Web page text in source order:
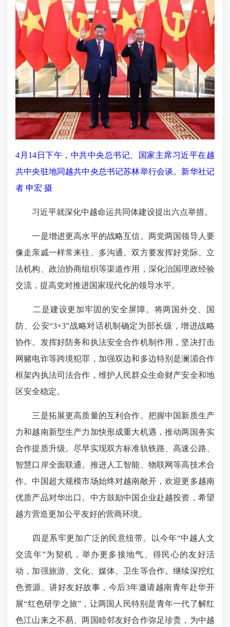
4月14日下午，中共中央总书记、国家主席习近平在越
共中央驻地同越共中央总书记苏林举行会谈。新华社记
者 申宏 摄
习近平就深化中越命运共同体建设提出六点举措。
一是增进更高水平的战略互信。两党两国领导人要
像走亲戚一样常来往、多沟通。双方要发挥好党际、立
法机构、政治协商组织等渠道作用，深化治国理政经验
交流，提高党对推进国家现代化的领导水平。
二是建设更加牢固的安全屏障。将两国外交、国
防、公安“3+3”战略对话机制确定为部长级，增进战略
协作。发挥好防务和执法安全合作机制作用，坚决打击
网赌电诈等跨境犯罪，加强双边和多边特别是澜湄合作
框架内执法司法合作，维护人民群众生命财产安全和地
区安全稳定。
三是拓展更高质量的互利合作。把握中国新质生产
力和越南新型生产力加快形成重大机遇，推动两国务实
合作提质升级。尽早实现双方标准轨铁路、高速公路、
智慧口岸全面联通。推进人工智能、物联网等高技术合
作。中国超大规模市场始终对越南敞开，欢迎更多越南
优质产品对华出口。中方鼓励中国企业赴越投资，希望
越方营造更加公平友好的营商环境。
四是系牢更加广泛的民意纽带。以今年“中越人文
交流年”为契机，举办更多接地气、得民心的友好活
动，加强旅游、文化、媒体、卫生等合作。继续深挖红
色资源、讲好友好故事，今后3年邀请越南青年赴华开
展“红色研学之旅”，让两国人民特别是青年一代了解红
色江山来之不易、两国睦邻友好合作弥足珍贵，为中越